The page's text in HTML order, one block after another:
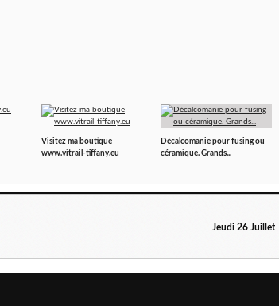
Visitez ma boutique
www.vitrail-tiffany.eu
Décalcomanie pour fusing ou
céramique. Grands...
Jeudi 26 Juillet